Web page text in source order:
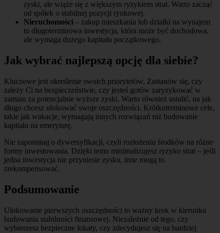
zyski, ale wiąże się z większym ryzykiem strat. Warto zacząć
od spółek o stabilnej pozycji rynkowej.
Nieruchomości – zakup mieszkania lub działki na wynajem
to długoterminowa inwestycja, która może być dochodowa,
ale wymaga dużego kapitału początkowego.
Jak wybrać najlepszą opcję dla siebie?
Kluczowe jest określenie swoich priorytetów. Zastanów się, czy
zależy Ci na bezpieczeństwie, czy jesteś gotów zaryzykować w
zamian za potencjalnie wyższe zyski. Warto również ustalić, na jak
długo chcesz ulokować swoje oszczędności. Krótkoterminowe cele,
takie jak wakacje, wymagają innych rozwiązań niż budowanie
kapitału na emeryturę.
Nie zapominaj o dywersyfikacji, czyli rozłożeniu środków na różne
formy inwestowania. Dzięki temu minimalizujesz ryzyko strat – jeśli
jedna inwestycja nie przyniesie zysku, inne mogą to
zrekompensować.
Podsumowanie
Ulokowanie pierwszych oszczędności to ważny krok w kierunku
budowania stabilności finansowej. Niezależnie od tego, czy
wybierzesz bezpieczne lokaty, czy zdecydujesz się na bardziej